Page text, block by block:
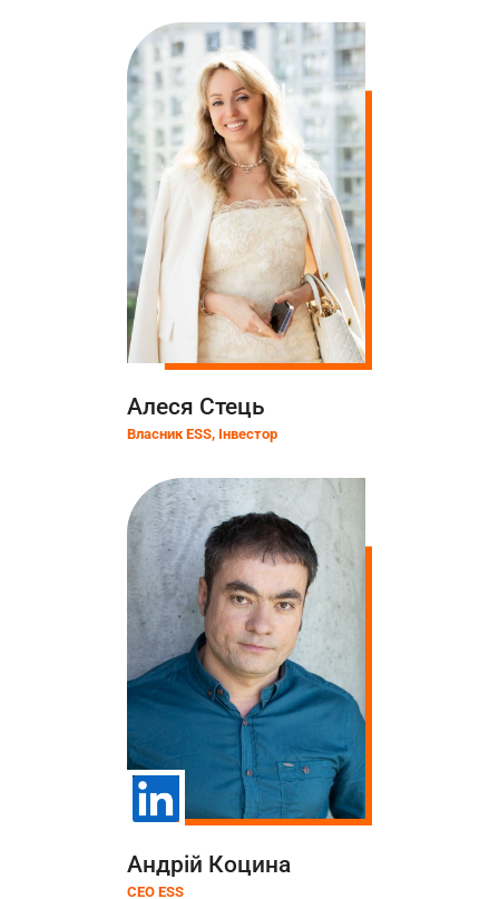
Алеся Стець
Власник ESS, Інвестор
Андрій Коцина
CEO ESS